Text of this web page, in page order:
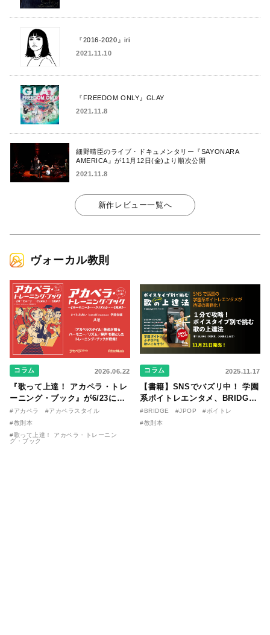
『2016-2020』iri
2021.11.10
『FREEDOM ONLY』GLAY
2021.11.8
細野晴臣のライブ・ドキュメンタリー『SAYONARA
AMERICA』が11月12日(金)より順次公開
2021.11.8
新作レビュー一覧へ
ヴォーカル教則
コラム 2026.06.22
『歌って上達！ アカペラ・トレ
ーニング・ブック』が6/23に発
売！ 課題曲音源・音取り用アプ
リを公開。
#アカペラ
#アカペラスタイル
#教則本
#歌って上達！ アカペラ・トレーニン
グ・ブック
コラム 2025.11.17
【書籍】SNSでバズリ中！ 学園
系ボイトレエンタメ、BRIDGE
が届ける教則本『１分で攻略！
ボイスタイプ別で挑む歌の上達
#BRIDGE #JPOP
#ボイトレ
#教則本